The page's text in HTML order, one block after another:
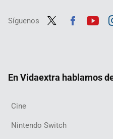
Síguenos
En Vidaextra hablamos
Cine
Nintendo Switch